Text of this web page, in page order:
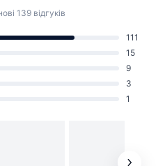
139 відгуків
111
15
9
3
1